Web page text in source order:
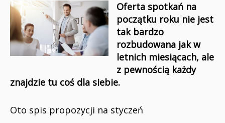
Oferta spotkań na
początku roku nie jest
tak bardzo
rozbudowana jak w
letnich miesiącach, ale
z pewnością każdy
znajdzie tu coś dla siebie.
Oto spis propozycji na styczeń